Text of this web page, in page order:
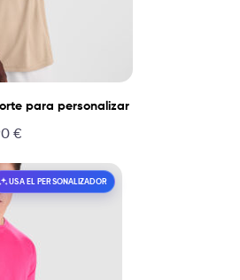
para personalizar
€
USA EL PERSONALIZADOR